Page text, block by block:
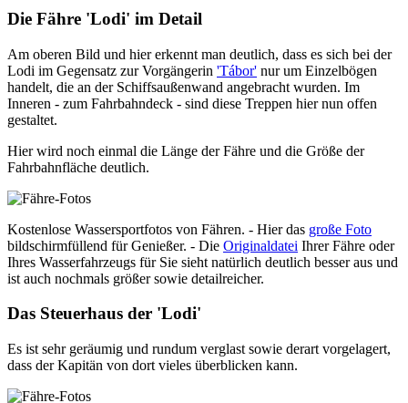
Die Fähre 'Lodi' im Detail
Am oberen Bild und hier erkennt man deutlich, dass es sich bei der
Lodi im Gegensatz zur Vorgängerin 'Tábor' nur um Einzelbögen
handelt, die an der Schiffsaußenwand angebracht wurden. Im
Inneren - zum Fahrbahndeck - sind diese Treppen hier nun offen
gestaltet.
Hier wird noch einmal die Länge der Fähre und die Größe der
Fahrbahnfläche deutlich.
Kostenlose Wassersportfotos von Fähren. - Hier das große Foto
bildschirmfüllend für Genießer. - Die Originaldatei Ihrer Fähre oder
Ihres Wasserfahrzeugs für Sie sieht natürlich deutlich besser aus und
ist auch nochmals größer sowie detailreicher.
Das Steuerhaus der 'Lodi'
Es ist sehr geräumig und rundum verglast sowie derart vorgelagert,
dass der Kapitän von dort vieles überblicken kann.